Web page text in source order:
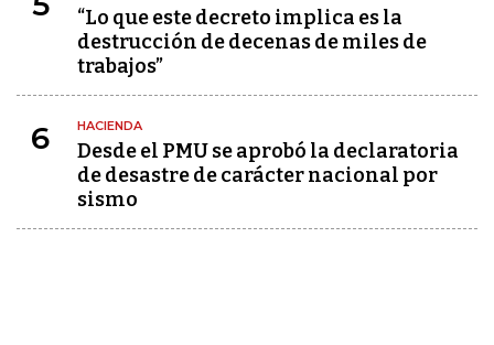
“Lo que este decreto implica es la
destrucción de decenas de miles de
trabajos”
6 HACIENDA
Desde el PMU se aprobó la declaratoria
de desastre de carácter nacional por
sismo